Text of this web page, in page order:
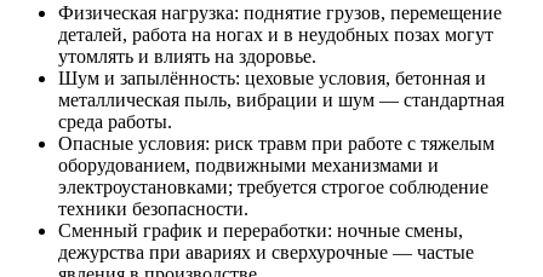
Физическая нагрузка: поднятие грузов, перемещение
деталей, работа на ногах и в неудобных позах могут
утомлять и влиять на здоровье.
Шум и запылённость: цеховые условия, бетонная и
металлическая пыль, вибрации и шум — стандартная
среда работы.
Опасные условия: риск травм при работе с тяжелым
оборудованием, подвижными механизмами и
электроустановками; требуется строгое соблюдение
техники безопасности.
Сменный график и переработки: ночные смены,
дежурства при авариях и сверхурочные — частые